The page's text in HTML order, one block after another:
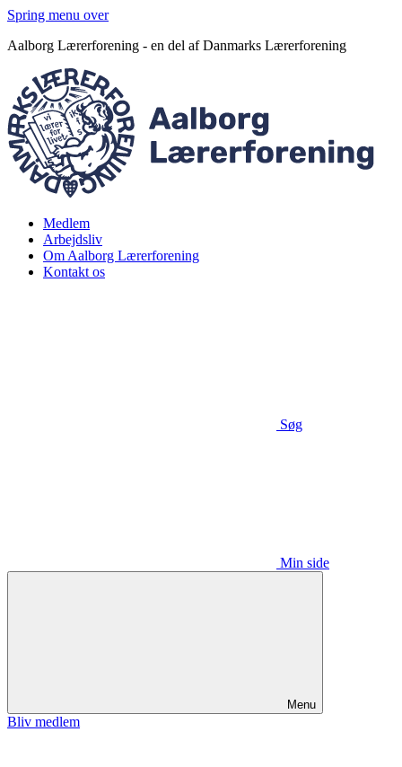
Spring menu over
Aalborg Lærerforening - en del af Danmarks Lærerforening
Medlem
Arbejdsliv
Om Aalborg Lærerforening
Kontakt os
Søg
Min side
Menu
Bliv medlem